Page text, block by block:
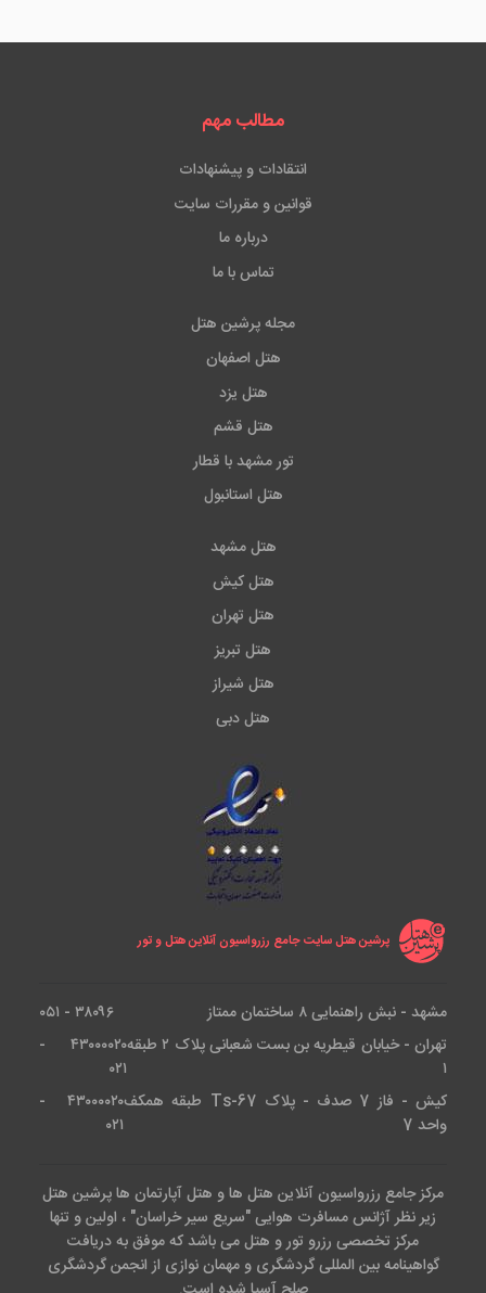
مطالب مهم
انتقادات و پیشنهادات
قوانین و مقررات سایت
درباره ما
تماس با ما
مجله پرشین هتل
هتل اصفهان
هتل یزد
هتل قشم
تور مشهد با قطار
هتل استانبول
هتل مشهد
هتل کیش
هتل تهران
هتل تبریز
هتل شیراز
هتل دبی
پرشین هتل سایت جامع رزرواسیون آنلاین هتل و تور
مشهد - نبش راهنمایی ۸ ساختمان ممتاز
۳۸۰۹۶ - ۰۵۱
تهران - خیابان قیطریه بن بست شعبانی پلاک ۲ طبقه
۱
۴۳۰۰۰۰۲۰ -
۰۲۱
کیش - فاز 7 صدف - پلاک Ts-67 طبقه همکف
واحد 7
۴۳۰۰۰۰۲۰ -
۰۲۱
مرکز جامع رزرواسیون آنلاین هتل ها و هتل آپارتمان ها پرشین هتل
زیر نظر آژانس مسافرت هوایی "سریع سیر خراسان" ، اولین و تنها
مرکز تخصصی رزرو تور و هتل می باشد که موفق به دریافت
گواهینامه بین المللی گردشگری و مهمان نوازی از انجمن گردشگری